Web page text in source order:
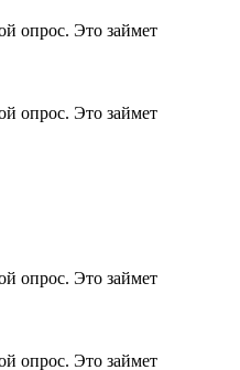
опрос. Это займет
опрос. Это займет
опрос. Это займет
опрос. Это займет